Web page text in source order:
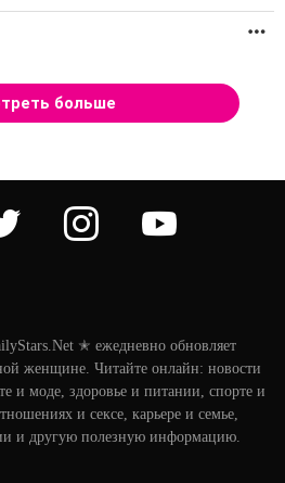
больше
twitter instagram
✭ ежедневно обновляет
женщине. Читайте онлайн: новости
и моде, здоровье и питании, спорте и
и сексе, карьере и семье,
и другую полезную информацию.